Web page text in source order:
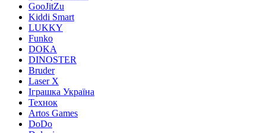
GooJitZu
Kiddi Smart
LUKKY
Funko
DOKA
DINOSTER
Bruder
Laser X
Іграшка Україна
Технок
Artos Games
DoDo